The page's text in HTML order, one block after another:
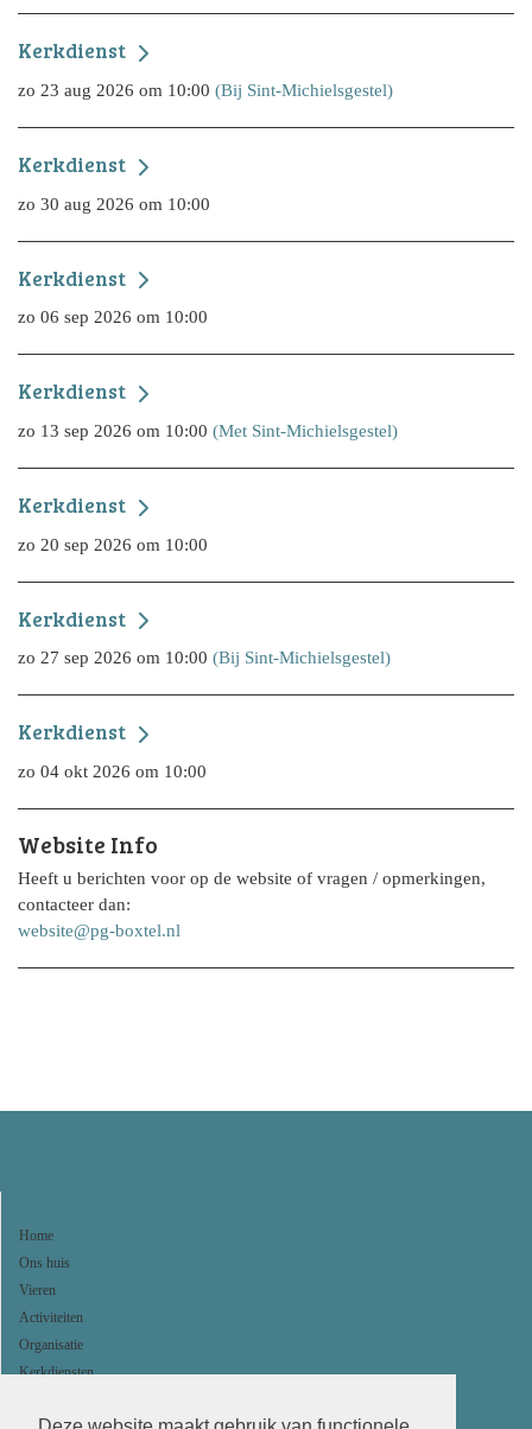
Kerkdienst
zo 23 aug 2026 om 10:00 (Bij Sint-Michielsgestel)
Kerkdienst
zo 30 aug 2026 om 10:00
Kerkdienst
zo 06 sep 2026 om 10:00
Kerkdienst
zo 13 sep 2026 om 10:00 (Met Sint-Michielsgestel)
Kerkdienst
zo 20 sep 2026 om 10:00
Kerkdienst
zo 27 sep 2026 om 10:00 (Bij Sint-Michielsgestel)
Kerkdienst
zo 04 okt 2026 om 10:00
Website Info
Heeft u berichten voor op de website of vragen / opmerkingen,
contacteer dan:
website@pg-boxtel.nl
Home
Ons huis
Vieren
Activiteiten
Organisatie
Kerkdiensten